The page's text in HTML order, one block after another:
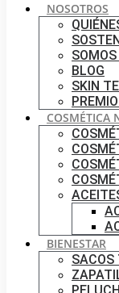
NOSOTROS
BLOG
SKIN
COSMÉTICA
BIENESTAR
SACOS